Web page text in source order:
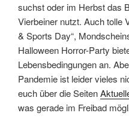
suchst oder im Herbst das
Vierbeiner nutzt. Auch tolle
& Sports Day“,
Halloween Horror-Party
Lebensbedingungen an.
Pandemie ist leider vieles
euch über die Seiten
was gerade im Freibad